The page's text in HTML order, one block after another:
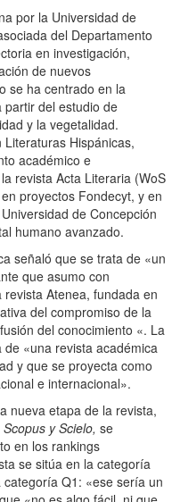
por la Universidad de
del Departamento
en investigación,
de nuevos
se ha centrado en la
partir del estudio de
y la vegetalidad.
Hispánicas,
académico e
revista Acta Literaria (WoS
proyectos Fondecyt, y en
de Concepción
humano avanzado.
señaló que se trata de «un
que asumo con
Atenea, fundada en
del compromiso de la
del conocimiento «. La
«una revista académica
y que se proyecta como
e internacional».
nueva etapa de la revista,
Scopus y Scielo, se
en los rankings
se sitúa en la categoría
Q1: «ese sería un